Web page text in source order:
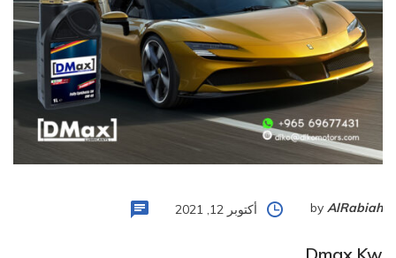
by AlRabiah أكتوبر 12, 2021